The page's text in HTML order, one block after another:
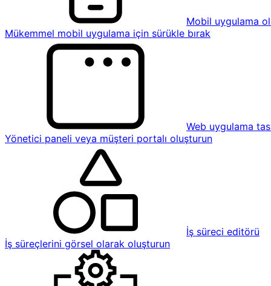
Mobil uygulama
Mükemmel mobil uygulama için sürükle bırak
Web uygulama
Yönetici paneli veya müşteri portalı oluşturun
İş süreci editörü
İş süreçlerini görsel olarak oluşturun